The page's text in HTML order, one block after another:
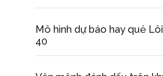
Mô hình dự báo hay quẻ
40